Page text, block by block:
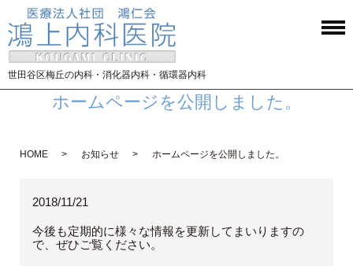
世田谷区梅丘の内科・消化器内科・循環器内科
ホームページを公開しました。
HOME お知らせ ホームページを公開しました。
2018/11/21
今後も定期的に様々な情報を更新してまいりますの
で、ぜひご覧ください。